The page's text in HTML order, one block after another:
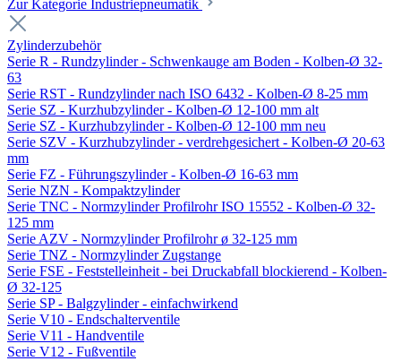
Zur Kategorie Industriepneumatik
Zylinderzubehör
Serie R - Rundzylinder - Schwenkauge am Boden - Kolben-Ø 32-
63
Serie RST - Rundzylinder nach ISO 6432 - Kolben-Ø 8-25 mm
Serie SZ - Kurzhubzylinder - Kolben-Ø 12-100 mm alt
Serie SZ - Kurzhubzylinder - Kolben-Ø 12-100 mm neu
Serie SZV - Kurzhubzylinder - verdrehgesichert - Kolben-Ø 20-63
mm
Serie FZ - Führungszylinder - Kolben-Ø 16-63 mm
Serie NZN - Kompaktzylinder
Serie TNC - Normzylinder Profilrohr ISO 15552 - Kolben-Ø 32-
125 mm
Serie AZV - Normzylinder Profilrohr ø 32-125 mm
Serie TNZ - Normzylinder Zugstange
Serie FSE - Feststelleinheit - bei Druckabfall blockierend - Kolben-
Ø 32-125
Serie SP - Balgzylinder - einfachwirkend
Serie V10 - Endschalterventile
Serie V11 - Handventile
Serie V12 - Fußventile